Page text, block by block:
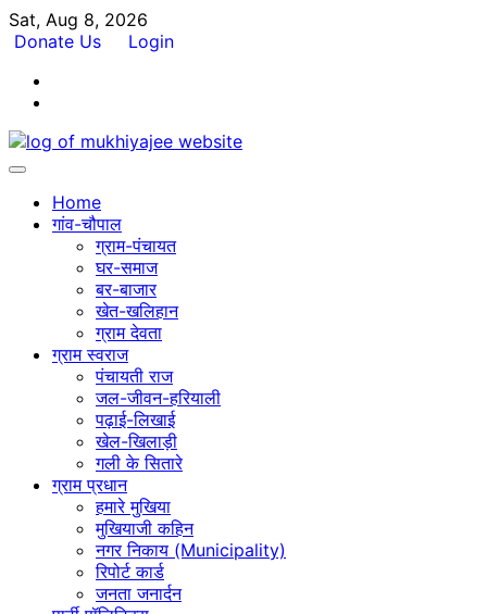
Skip
to
Sat, Aug 8, 2026
Donate Us
Login
Home
गांव-चौपाल
ग्राम-पंचायत
घर-समाज
बर-बाजार
खेत-खलिहान
ग्राम देवता
ग्राम स्वराज
पंचायती राज
जल-जीवन-हरियाली
पढ़ाई-लिखाई
खेल-खिलाड़ी
गली के सितारे
ग्राम प्रधान
हमारे मुखिया
मुखियाजी कहिन
नगर निकाय (Municipality)
रिपोर्ट कार्ड
जनता जनार्दन